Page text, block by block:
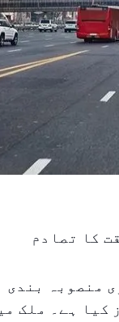
کا تصادم
منصوبہ بندی
کیا ہے۔ ملک